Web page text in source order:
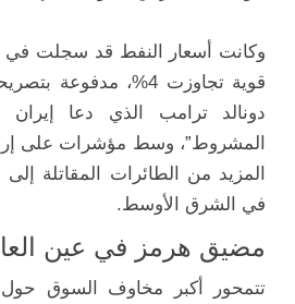
وكانت أسعار النفط قد سجلت في
قوية تجاوزت 4%،
دونالد ترامب الذي دعا إيران
المشروط”، وسط مؤشرات على
المزيد من الطائرات المقاتلة
في الشرق الأوسط.
مضيق هرمز في عين
تتمحور أكبر مخاوف السوق